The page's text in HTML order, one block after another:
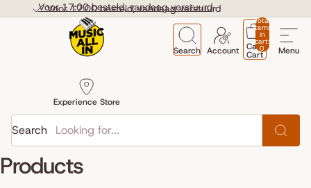
Voor 17:00 besteld, vandaag verstuurd
Voor 17:00 besteld, vandaag verstuurd
Menu
Search
Experience Store
Account
Total
items
in
cart:
0
Cart
Cart
Search
Products